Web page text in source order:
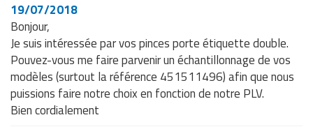
19/07/2018
Bonjour,
Je suis intéressée par vos pinces porte étiquette double.
Pouvez-vous me faire parvenir un échantillonnage de vos
modèles (surtout la référence 451511496) afin que nous
puissions faire notre choix en fonction de notre PLV.
Bien cordialement